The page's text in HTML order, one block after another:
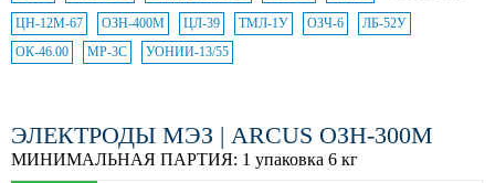
ЦН-12М-67 ОЗН-400М ЦЛ-39 ТМЛ-1У ОЗЧ-6
ЛБ-52У
ОК-46.00
МР-3С УОНИИ-13/55
ЭЛЕКТРОДЫ МЭЗ | ARCUS ОЗН-300М
МИНИМАЛЬНАЯ ПАРТИЯ: 1 упаковка 6 кг